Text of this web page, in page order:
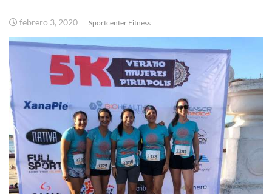
febrero 3, 2020 Sportcenter Fitness